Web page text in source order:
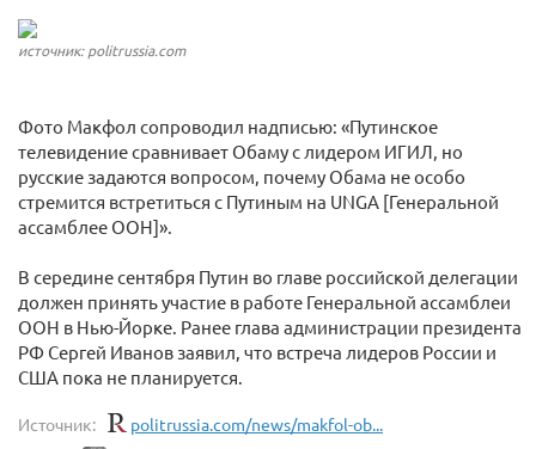
источник: politrussia.com
Фото Макфол сопроводил надписью: «Путинское
телевидение сравнивает Обаму с лидером ИГИЛ, но
русские задаются вопросом, почему Обама не особо
стремится встретиться с Путиным на UNGA [Генеральной
ассамблее ООН]».
В середине сентября Путин во главе российской делегации
должен принять участие в работе Генеральной ассамблеи
ООН в Нью-Йорке. Ранее глава администрации президента
РФ Сергей Иванов заявил, что встреча лидеров России и
США пока не планируется.
Источник: politrussia.com/news/makfol-ob...